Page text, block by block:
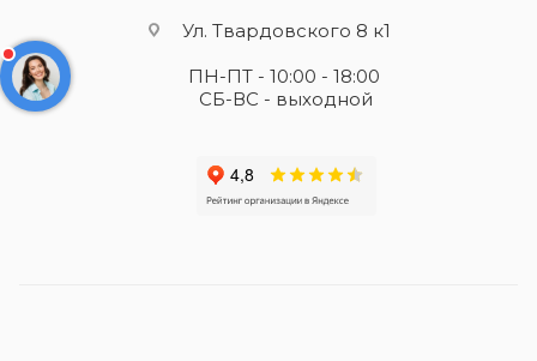
Ул. Твардовского 8 к1
ПН-ПТ - 10:00 - 18:00
СБ-ВС - выходной